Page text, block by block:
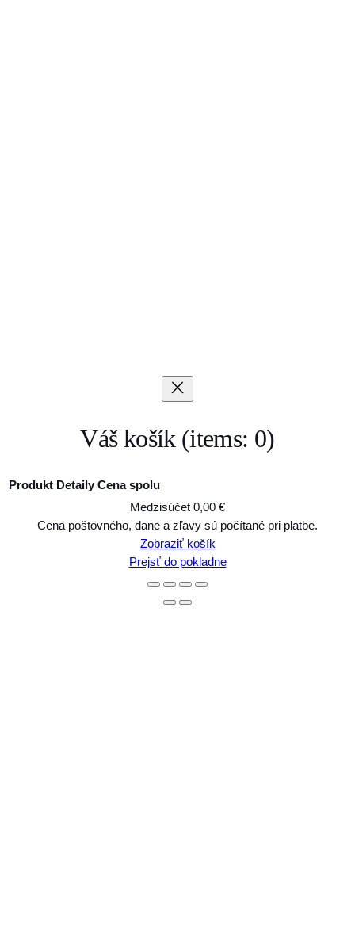
Váš košík (items: 0)
Produkty
Produkt Detaily Cena spolu
Medzisúčet 0,00 €
Cena poštovného, dane a zľavy sú počítané pri platbe.
Zobraziť košík
Prejsť do pokladne